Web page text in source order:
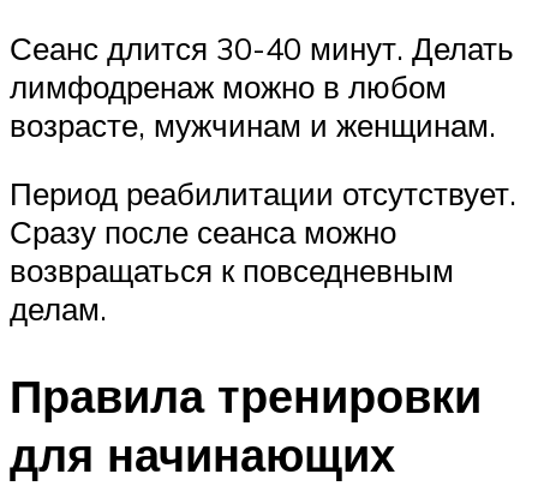
Сеанс длится 30-40 минут. Делать
лимфодренаж можно в любом
возрасте, мужчинам и женщинам.
Период реабилитации отсутствует.
Сразу после сеанса можно
возвращаться к повседневным
делам.
Правила тренировки
для начинающих